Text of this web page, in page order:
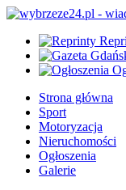
Strona główna
Sport
Motoryzacja
Nieruchomości
Ogłoszenia
Galerie